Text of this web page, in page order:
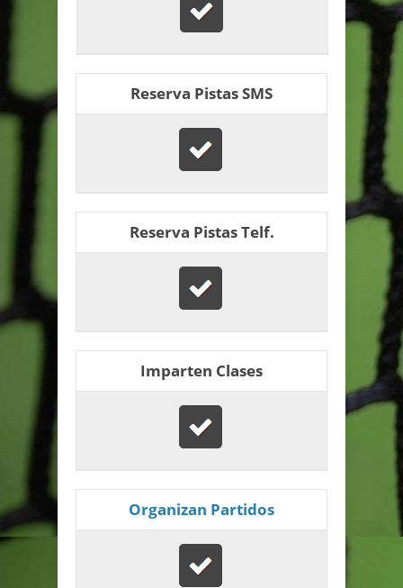
Reserva Pistas SMS
Reserva Pistas Telf.
Imparten Clases
Organizan Partidos